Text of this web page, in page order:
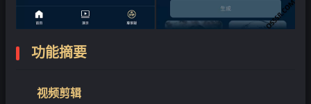
功能摘要
视频剪辑